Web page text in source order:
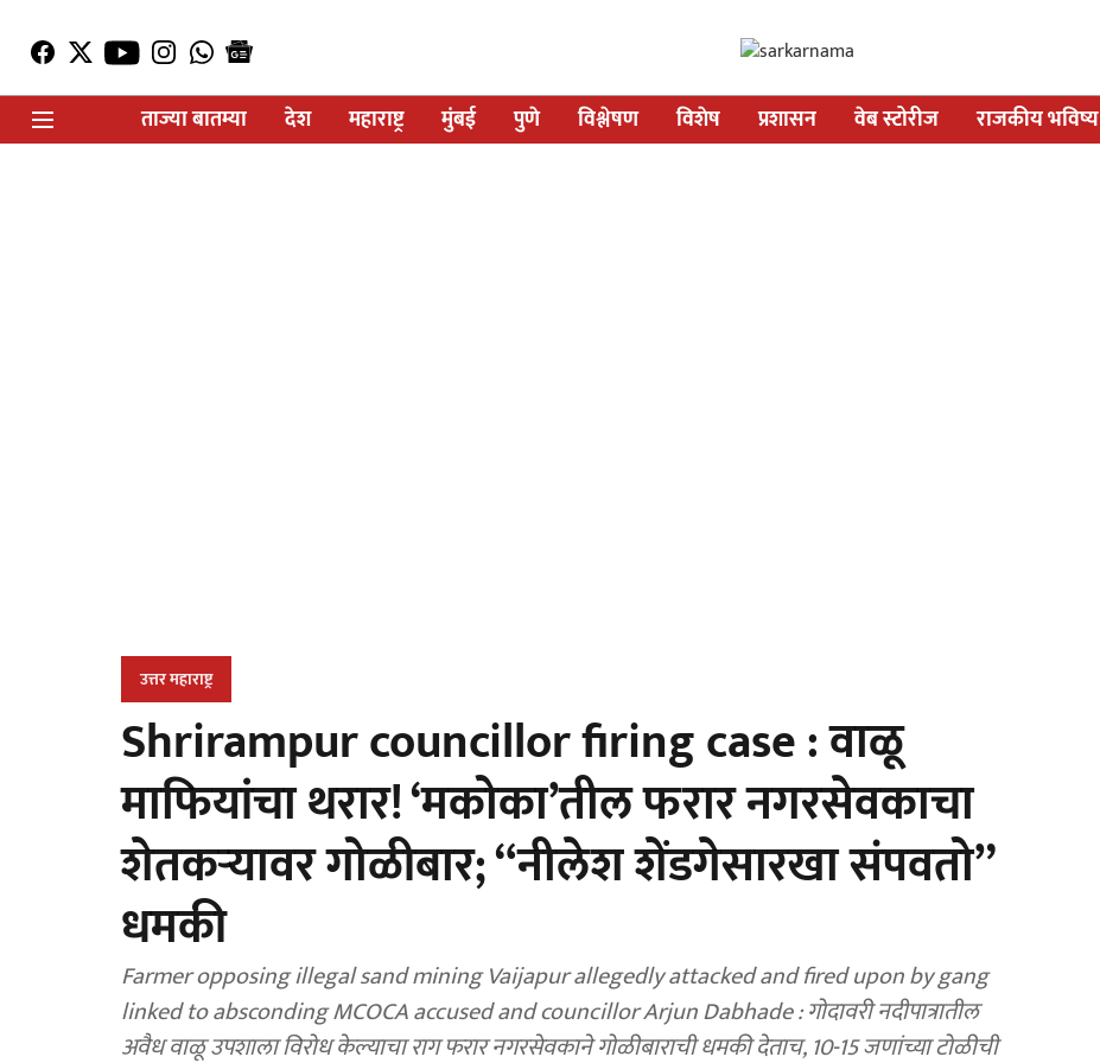
ताज्या बातम्या
देश महाराष्ट्र मुंबई पुणे विश्लेषण विशेष प्रशासन वेब स्टोरीज राजकीय भविष्य
उत्तर महाराष्ट्र
Shrirampur councillor firing case : वाळू
माफियांचा थरार! ‘मकोका’तील फरार नगरसेवकाचा
शेतकऱ्यावर गोळीबार; “नीलेश शेंडगेसारखा संपवतो”
धमकी
Farmer opposing illegal sand mining Vaijapur allegedly attacked and fired upon by gang
linked to absconding MCOCA accused and councillor Arjun Dabhade : गोदावरी नदीपात्रातील
अवैध वाळू उपशाला विरोध केल्याचा राग फरार नगरसेवकाने गोळीबाराची धमकी देताच, 10-15 जणांच्या टोळीची